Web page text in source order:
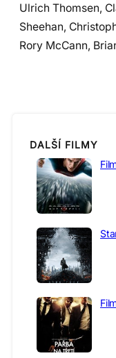
Ulrich Thomsen,
Sheehan,
Rory McCann,
DALŠÍ FILMY